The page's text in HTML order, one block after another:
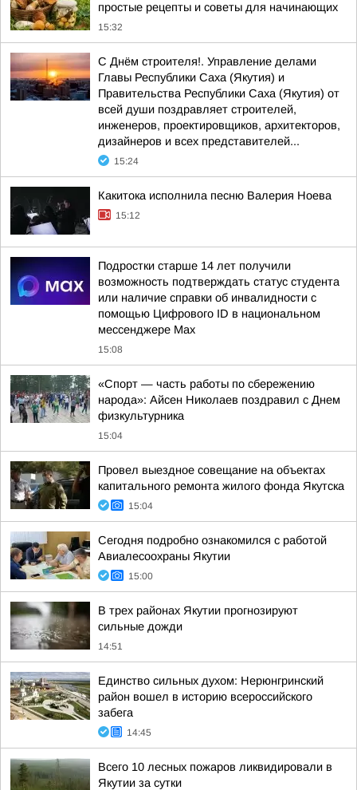
простые рецепты и советы для начинающих
15:32
С Днём строителя!. Управление делами
Главы Республики Саха (Якутия) и
Правительства Республики Саха (Якутия) от
всей души поздравляет строителей,
инженеров, проектировщиков, архитекторов,
дизайнеров и всех представителей...
15:24
Какитока исполнила песню Валерия Ноева
15:12
Подростки старше 14 лет получили
возможность подтверждать статус студента
или наличие справки об инвалидности с
помощью Цифрового ID в национальном
мессенджере Мах
15:08
«Спорт — часть работы по сбережению
народа»: Айсен Николаев поздравил с Днем
физкультурника
15:04
Провел выездное совещание на объектах
капитального ремонта жилого фонда Якутска
15:04
Сегодня подробно ознакомился с работой
Авиалесоохраны Якутии
15:00
В трех районах Якутии прогнозируют
сильные дожди
14:51
Единство сильных духом: Нерюнгринский
район вошел в историю всероссийского
забега
14:45
Всего 10 лесных пожаров ликвидировали в
Якутии за сутки